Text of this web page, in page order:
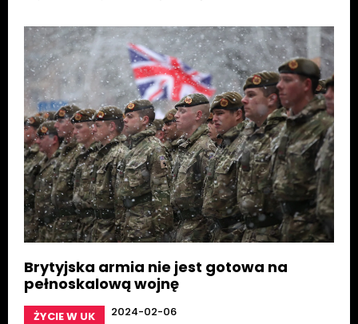
Brytyjska armia nie jest gotowa na
pełnoskalową wojnę
ŻYCIE W UK 2024-02-06